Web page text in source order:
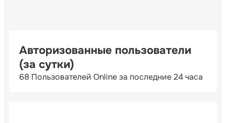
Авторизованные пользователи
(за сутки)
68 Пользователей Online за последние 24 часа